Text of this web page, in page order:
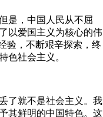
是，中国人民从不屈
以爱国主义为核心的伟
验，不断艰辛探索，终
色社会主义。
了就不是社会主义。我
其鲜明的中国特色。这